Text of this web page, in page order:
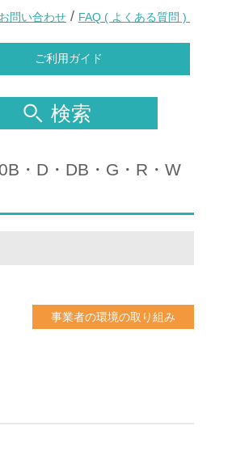
お問い合わせ / FAQ ( よくある質問 )
ご利用ガイド
検索
・D・DB・G・R・W
事業者の環境の取り組み